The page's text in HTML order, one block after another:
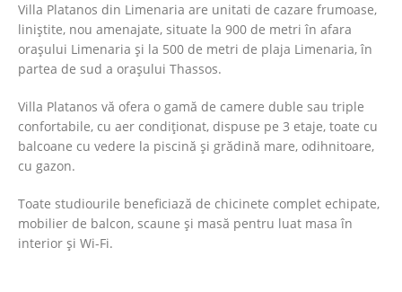
Villa Platanos din Limenaria are unitati de cazare frumoase,
liniștite, nou amenajate, situate la 900 de metri în afara
orașului Limenaria și la 500 de metri de plaja Limenaria, în
partea de sud a orașului Thassos.
Villa Platanos vă ofera o gamă de camere duble sau triple
confortabile, cu aer condiționat, dispuse pe 3 etaje, toate cu
balcoane cu vedere la piscină și grădină mare, odihnitoare,
cu gazon.
Toate studiourile beneficiază de chicinete complet echipate,
mobilier de balcon, scaune și masă pentru luat masa în
interior și Wi-Fi.